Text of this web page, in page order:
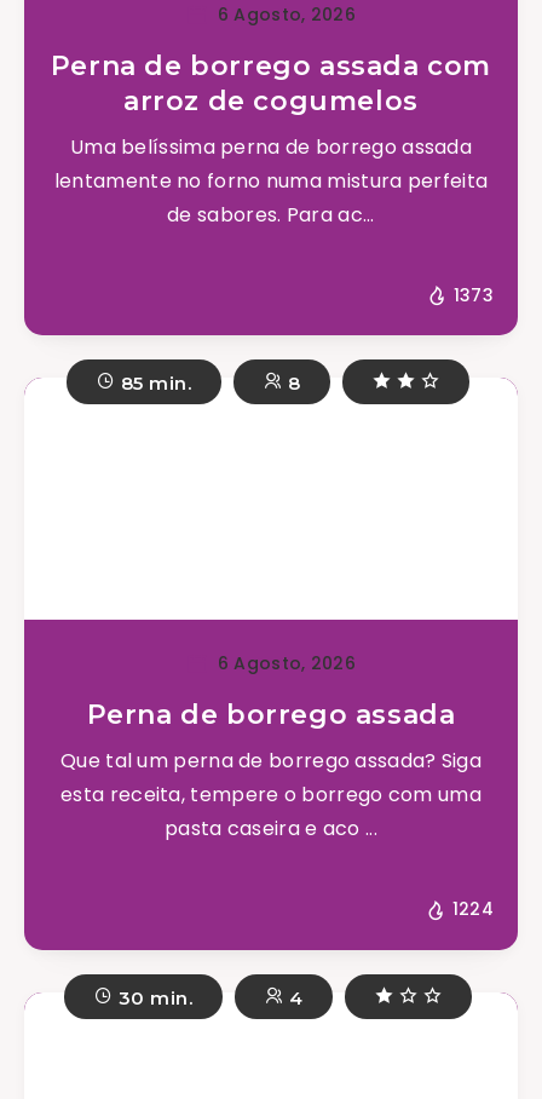
6 Agosto, 2026
Perna de borrego assada com
arroz de cogumelos
Uma belíssima perna de borrego assada
lentamente no forno numa mistura perfeita
de sabores. Para ac...
1373
85 min. 8
6 Agosto, 2026
Perna de borrego assada
Que tal um perna de borrego assada? Siga
esta receita, tempere o borrego com uma
pasta caseira e aco ...
1224
30 min. 4